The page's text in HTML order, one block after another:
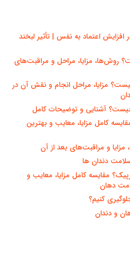
اعتماد به نفس | تأثیر لبخند
روش‌ها، مزایا، مراحل و مراقبت‌های
مزایا، مراحل انجام و نقش آن در
آشنایی و توضیحات کامل
کامل مزایا، معایب و بهترین
و مراقبت‌های بعد از آن
دندان ها
مقایسه کامل مزایا، معایب و
دهان
کنیم؟
و دندان